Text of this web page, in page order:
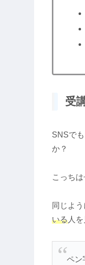
受
SNSで
か？
こっち
同じよ
いる 人
ペン